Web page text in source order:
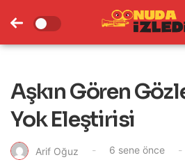
Aşkın Gören
Yok Eleştirisi
Arif Oğuz
6 sene önce